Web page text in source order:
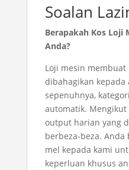
Soalan
Berapakah Kos Loji
Anda?
Loji mesin
dibahagikan kepada
sepenuhnya,
automatik.
output harian yang
berbeza-beza.
mel kepada kami
keperluan khusus